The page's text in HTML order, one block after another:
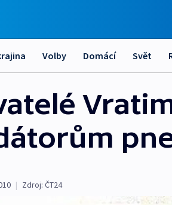
Volby Domácí Svět
| Zdroj: ČT24